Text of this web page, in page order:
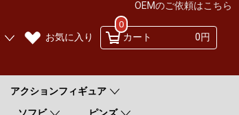
OEMのご依頼はこちら
お気に入り カート 0円
0
アクションフィギュア